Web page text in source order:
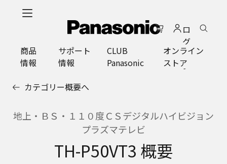
ロ
グ
イ
ン
商品
情報
サポート
情報
CLUB
Panasonic
オンライン
ストア
カテゴリー概要へ
地上・ＢＳ・１１０度ＣＳデジタルハイビジョン
プラズマテレビ
TH-P50VT3 概要